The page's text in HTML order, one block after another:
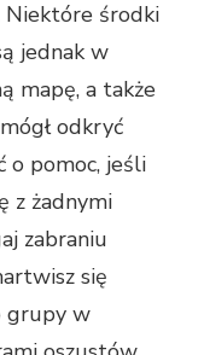
Niektóre środki
jednak w
mapę, a także
odkryć
o pomoc, jeśli
z żadnymi
zabraniu
się
grupy w